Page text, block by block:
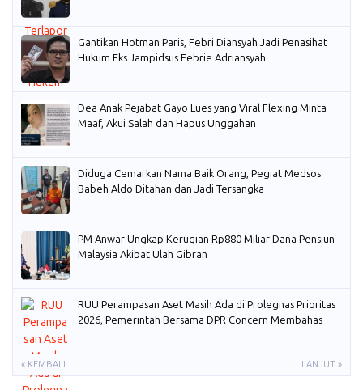
Gantikan Hotman Paris, Febri Diansyah Jadi Penasihat
Hukum Eks Jampidsus Febrie Adriansyah
Dea Anak Pejabat Gayo Lues yang Viral Flexing Minta
Maaf, Akui Salah dan Hapus Unggahan
Diduga Cemarkan Nama Baik Orang, Pegiat Medsos
Babeh Aldo Ditahan dan Jadi Tersangka
PM Anwar Ungkap Kerugian Rp880 Miliar Dana Pensiun
Malaysia Akibat Ulah Gibran
RUU Perampasan Aset Masih Ada di Prolegnas Prioritas
2026, Pemerintah Bersama DPR Concern Membahas
« KEMBALI LANJUT »